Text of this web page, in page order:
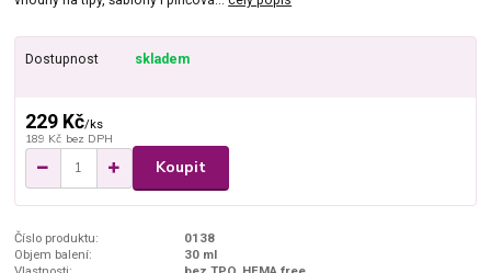
Dostupnost skladem
229 Kč/ks
189 Kč bez DPH
Koupit
Číslo produktu:
0138
Objem balení:
30 ml